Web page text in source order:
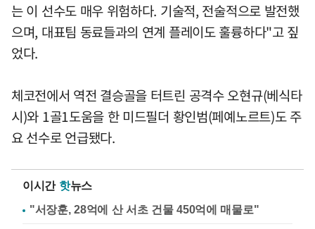
는 이 선수도 매우 위험하다. 기술적, 전술적으로 발전했
으며, 대표팀 동료들과의 연계 플레이도 훌륭하다"고 짚
었다.
체코전에서 역전 결승골을 터트린 공격수 오현규(베식타
시)와 1골1도움을 한 미드필더 황인범(페예노르트)도 주
요 선수로 언급됐다.
이시간 핫뉴스
"서장훈, 28억에 산 서초 건물 450억에 매물로"